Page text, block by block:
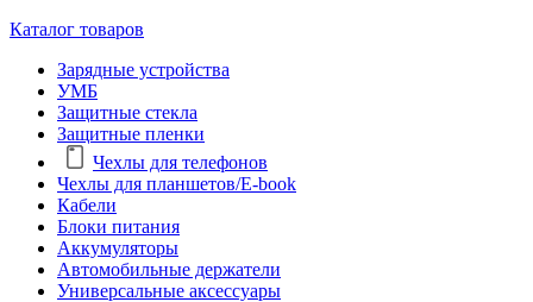
Каталог товаров
Зарядные устройства
УМБ
Защитные стекла
Защитные пленки
Чехлы для телефонов
Чехлы для планшетов/E-book
Кабели
Блоки питания
Аккумуляторы
Автомобильные держатели
Универсальные аксессуары